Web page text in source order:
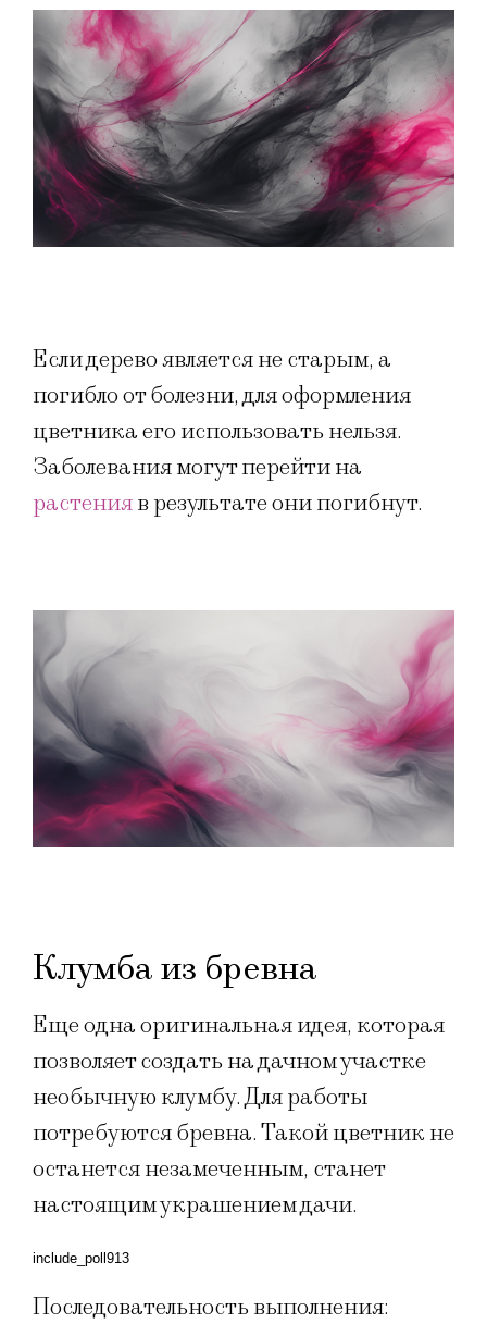
Если дерево является не старым, а
погибло от болезни, для оформления
цветника его использовать нельзя.
Заболевания могут перейти на
растенияв результате они погибнут.
Клумба из бревна
Еще одна оригинальная идея, которая
позволяет создать на дачном участке
необычную клумбу. Для работы
потребуются бревна. Такой цветник не
останется незамеченным, станет
настоящим украшением дачи.
include_poll913
Последовательность выполнения: